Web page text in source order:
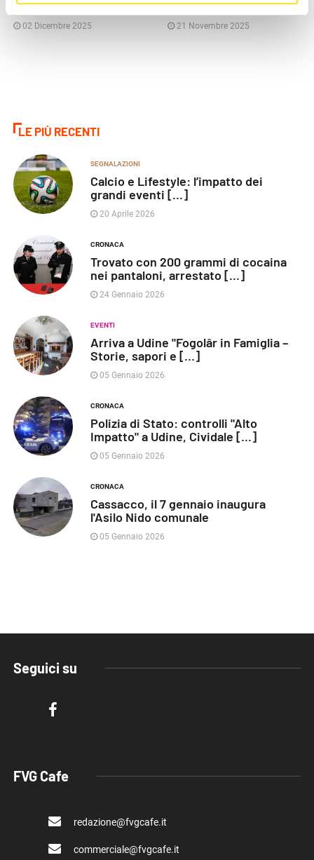
Fireball
02 Dicembre 2025
di Boston
21 Novembre 2025
LE PIÙ RECENTI
SEGNALAZIONI
Calcio e Lifestyle: l’impatto dei
grandi eventi [...]
20 Aprile 2026
CRONACA
Trovato con 200 grammi di cocaina
nei pantaloni, arrestato [...]
24 Gennaio 2026
EVENTI
Arriva a Udine "Fogolâr in Famiglia –
Storie, sapori e [...]
05 Gennaio 2026
CRONACA
Polizia di Stato: controlli "Alto
Impatto" a Udine, Cividale [...]
05 Gennaio 2026
CRONACA
Cassacco, il 7 gennaio inaugura
l'Asilo Nido comunale
05 Gennaio 2026
Seguici su
FVG Cafe
redazione@fvgcafe.it
commerciale@fvgcafe.it